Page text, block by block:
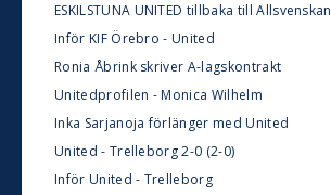
ESKILSTUNA UNITED tillbaka till Allsvenskan
Inför KIF Örebro - United
Ronia Åbrink skriver A-lagskontrakt
Unitedprofilen - Monica Wilhelm
Inka Sarjanoja förlänger med United
United - Trelleborg 2-0 (2-0)
Inför United - Trelleborg